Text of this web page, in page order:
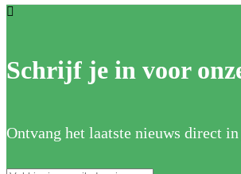
Schrijf je in voor
Ontvang het laatste nieuws direct